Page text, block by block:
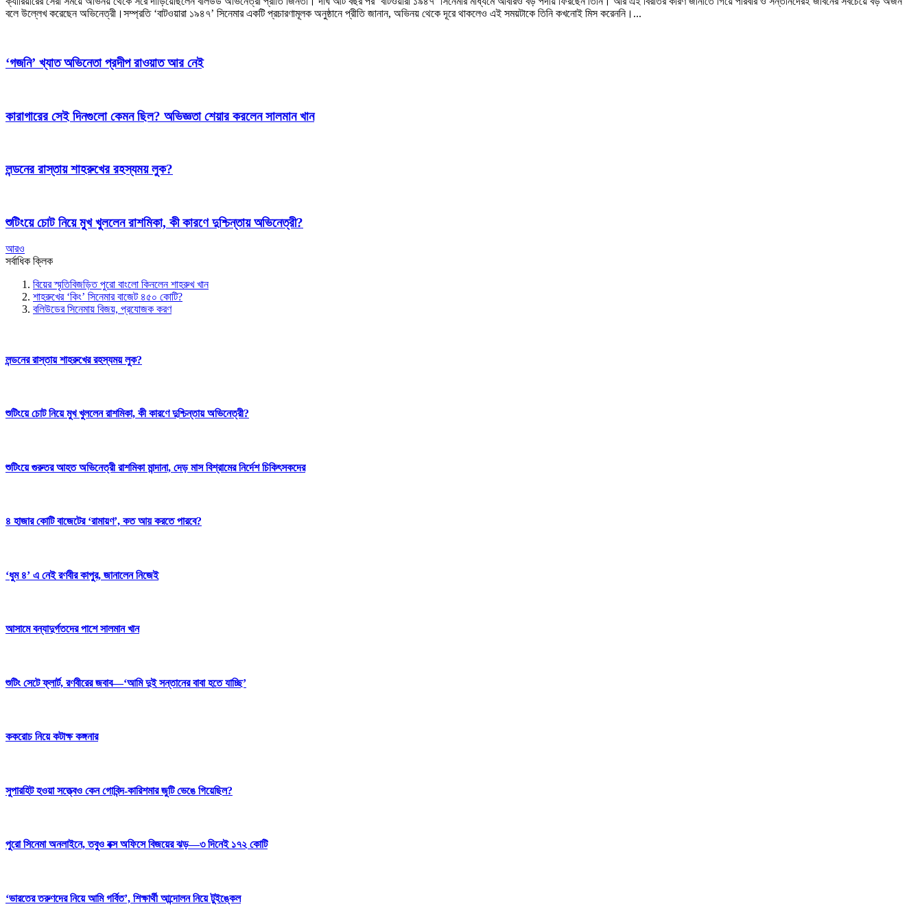
বলে উল্লেখ করেছেন অভিনেত্রী।সম্প্রতি ‘বাটওয়ারা ১৯৪৭’ সিনেমার একটি প্রচারণামূলক অনুষ্ঠানে প্রীতি জানান, অভিনয় থেকে দূরে থাকলেও এই সময়টাকে তিনি কখনোই মিস করেননি।...
‘গজনি’ খ্যাত অভিনেতা প্রদীপ রাওয়াত আর নেই
কারাগারের সেই দিনগুলো কেমন ছিল? অভিজ্ঞতা শেয়ার করলেন সালমান খান
লন্ডনের রাস্তায় শাহরুখের রহস্যময় লুক?
শুটিংয়ে চোট নিয়ে মুখ খুললেন রাশমিকা, কী কারণে দুশ্চিন্তায় অভিনেত্রী?
আরও
সর্বাধিক ক্লিক
বিয়ের স্মৃতিবিজড়িত পুরো বাংলো কিনলেন শাহরুখ খান
শাহরুখের ‘কিং’ সিনেমার বাজেট ৪৫০ কোটি?
বলিউডের সিনেমায় বিজয়, প্রযোজক করণ
লন্ডনের রাস্তায় শাহরুখের রহস্যময় লুক?
শুটিংয়ে চোট নিয়ে মুখ খুললেন রাশমিকা, কী কারণে দুশ্চিন্তায় অভিনেত্রী?
শুটিংয়ে গুরুতর আহত অভিনেত্রী রাশমিকা মান্দানা, দেড় মাস বিশ্রামের নির্দেশ চিকিৎসকদের
৪ হাজার কোটি বাজেটের ‘রামায়ণ’, কত আয় করতে পারবে?
‘ধুম ৪’ এ নেই রণবীর কাপুর, জানালেন নিজেই
আসামে বন্যাদুর্গতদের পাশে সালমান খান
শুটিং সেটে ফ্লার্ট, রণবীরের জবাব—‘আমি দুই সন্তানের বাবা হতে যাচ্ছি’
ককরোচ নিয়ে কটাক্ষ কঙ্গনার
সুপারহিট হওয়া সত্ত্বেও কেন গোবিন্দ-কারিশমার জুটি ভেঙে গিয়েছিল?
পুরো সিনেমা অনলাইনে, তবুও বক্স অফিসে বিজয়ের ঝড়—৩ দিনেই ১৭২ কোটি
‘ভারতের তরুণদের নিয়ে আমি গর্বিত’, শিক্ষার্থী আন্দোলন নিয়ে টুইঙ্কেল